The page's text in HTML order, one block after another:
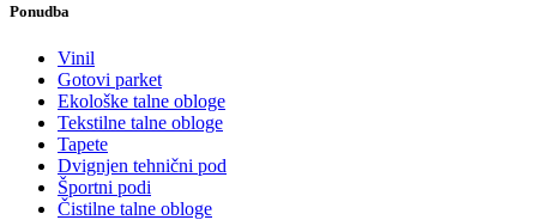
Ponudba
Vinil
Gotovi parket
Ekološke talne obloge
Tekstilne talne obloge
Tapete
Dvignjen tehnični pod
Športni podi
Čistilne talne obloge